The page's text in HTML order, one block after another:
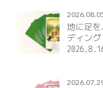
地に足
ディン